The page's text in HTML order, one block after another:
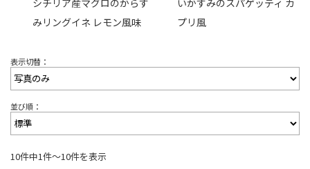
みリングイネ レモン風味
プリ風
表示切替：
並び順：
10件中1件〜10件を表示